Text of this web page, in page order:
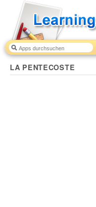
LA PENTECOSTE